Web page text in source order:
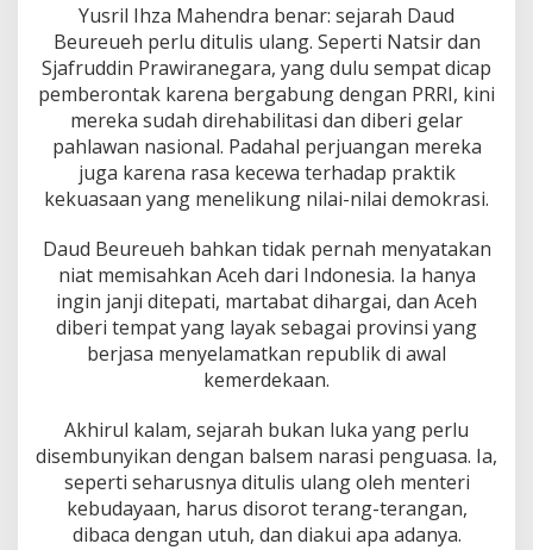
Yusril Ihza Mahendra benar: sejarah Daud
Beureueh perlu ditulis ulang. Seperti Natsir dan
Sjafruddin Prawiranegara, yang dulu sempat dicap
pemberontak karena bergabung dengan PRRI, kini
mereka sudah direhabilitasi dan diberi gelar
pahlawan nasional. Padahal perjuangan mereka
juga karena rasa kecewa terhadap praktik
kekuasaan yang menelikung nilai-nilai demokrasi.
Daud Beureueh bahkan tidak pernah menyatakan
niat memisahkan Aceh dari Indonesia. Ia hanya
ingin janji ditepati, martabat dihargai, dan Aceh
diberi tempat yang layak sebagai provinsi yang
berjasa menyelamatkan republik di awal
kemerdekaan.
Akhirul kalam, sejarah bukan luka yang perlu
disembunyikan dengan balsem narasi penguasa. Ia,
seperti seharusnya ditulis ulang oleh menteri
kebudayaan, harus disorot terang-terangan,
dibaca dengan utuh, dan diakui apa adanya.